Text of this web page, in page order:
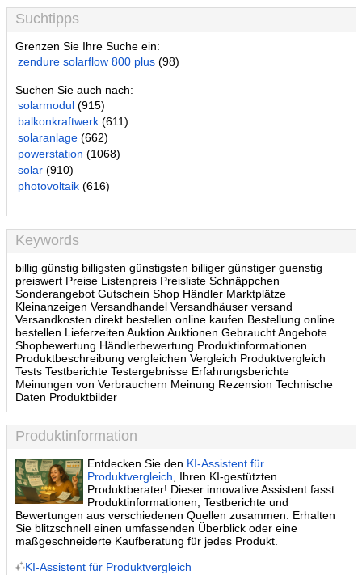
Suchtipps
Grenzen Sie Ihre Suche ein:
zendure solarflow 800 plus (98)
Suchen Sie auch nach:
solarmodul (915)
balkonkraftwerk (611)
solaranlage (662)
powerstation (1068)
solar (910)
photovoltaik (616)
Keywords
billig günstig billigsten günstigsten billiger günstiger guenstig
preiswert Preise Listenpreis Preisliste Schnäppchen
Sonderangebot Gutschein Shop Händler Marktplätze
Kleinanzeigen Versandhandel Versandhäuser versand
Versandkosten direkt bestellen online kaufen Bestellung online
bestellen Lieferzeiten Auktion Auktionen Gebraucht Angebote
Shopbewertung Händlerbewertung Produktinformationen
Produktbeschreibung vergleichen Vergleich Produktvergleich
Tests Testberichte Testergebnisse Erfahrungsberichte
Meinungen von Verbrauchern Meinung Rezension Technische
Daten Produktbilder
Produktinformation
Entdecken Sie den KI-Assistent für
Produktvergleich , Ihren KI-gestützten
Produktberater! Dieser innovative Assistent fasst
Produktinformationen, Testberichte und
Bewertungen aus verschiedenen Quellen zusammen. Erhalten
Sie blitzschnell einen umfassenden Überblick oder eine
maßgeschneiderte Kaufberatung für jedes Produkt.
KI-Assistent für Produktvergleich